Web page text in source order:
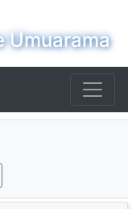
Umuarama